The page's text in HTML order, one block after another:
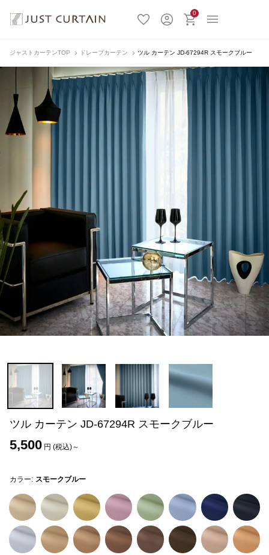
0
ジャストカーテンTOP ドレープカーテン ツル カーテン JD-67294R スモークブルー
ツル カーテン JD-67294R スモークブルー
5,500 円 (税込)～
カラー: スモークブルー